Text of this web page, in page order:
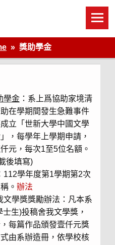
獎助學金
學金：系上爲協助家境清
在學期間發生急難事件
立「世新大學中國文學
，每學年上學期申請，
元，每次1至5位名額。
後填寫)
112學年度第1學期第2次
。 辦法
文學獎獎勵辦法：凡本系
生)投稿舍我文學獎，
每篇作品頒發壹仟元獎
式由系辦造冊，依學校核